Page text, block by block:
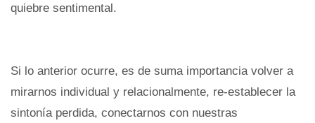
quiebre sentimental.
Si lo anterior ocurre, es de suma importancia volver a
mirarnos individual y relacionalmente, re-establecer la
sintonía perdida, conectarnos con nuestras